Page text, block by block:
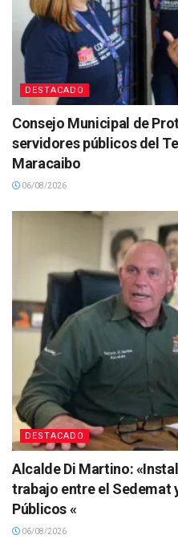
DESTACADO
Consejo Municipal de
servidores públicos del
Maracaibo
06/08/2026
DESTACADO
Alcalde Di Martino:
trabajo entre el Sedemat
Públicos «
06/08/2026